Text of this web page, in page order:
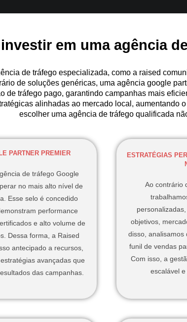
em uma agência
de tráfego especializada, como a raised
de soluções genéricas, uma agência google
de tráfego pago, garantindo campanhas mais
alinhadas ao mercado local, aumentando
escolher uma agência de tráfego qualificada
PARTNER PREMIER
de tráfego Google
no mais alto nível de
Esse selo é concedido
performance
e alto volume de
Dessa forma, a Raised
antecipado a recursos,
avançadas que
das campanhas.
ESTRATÉGIAS
Ao contrário
objetivos,
disso, analisamos
funil de vendas
Com isso, a
escalável